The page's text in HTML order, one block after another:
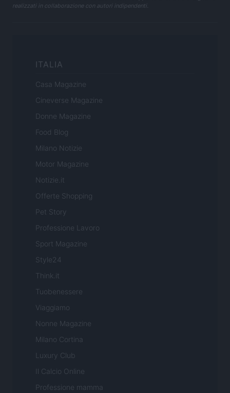
realizzati in collaborazione con autori indipendenti.
ITALIA
Casa Magazine
Cineverse Magazine
Donne Magazine
Food Blog
Milano Notizie
Motor Magazine
Notizie.it
Offerte Shopping
Pet Story
Professione Lavoro
Sport Magazine
Style24
Think.it
Tuobenessere
Viaggiamo
Nonne Magazine
Milano Cortina
Luxury Club
Il Calcio Online
Professione mamma